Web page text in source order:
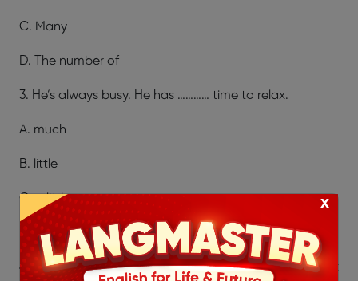
C. Many
D. The number of
3. He’s always busy. He has ………… time to relax.
A. much
B. little
C. a little
D. plenty of
4. She put so ………… salt in the soup that she couldn’t
x